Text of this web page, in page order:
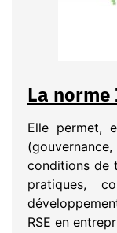
La norme
Elle permet,
conditions de
pratiques,
RSE en